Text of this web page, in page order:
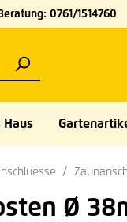
0761/1514760
Haus
Ø